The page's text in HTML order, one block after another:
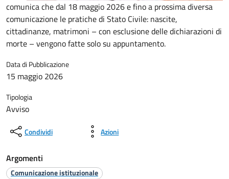
comunica che dal 18 maggio 2026 e fino a prossima diversa
comunicazione le pratiche di Stato Civile: nascite,
cittadinanze, matrimoni – con esclusione delle dichiarazioni di
morte – vengono fatte solo su appuntamento.
Data di Pubblicazione
15 maggio 2026
Tipologia
Avviso
Condividi Azioni
Argomenti
Comunicazione istituzionale